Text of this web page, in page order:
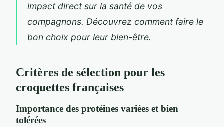
impact direct sur la santé de vos
compagnons. Découvrez comment faire le
bon choix pour leur bien-être.
Critères de sélection pour les
croquettes françaises
Importance des protéines variées et bien
tolérées